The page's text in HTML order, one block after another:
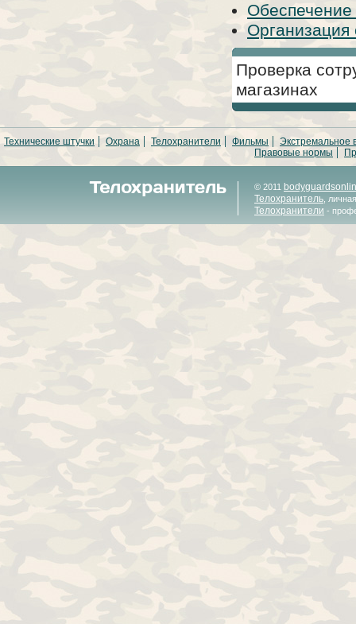
Обеспечение
Организация
Проверка
магазинах
Технические штучки Охрана Телохранители Фильмы
Экстремальное
Правовые нормы
© 2011
Телохранитель ,
Телохранители -